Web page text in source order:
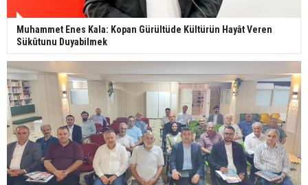
Muhammet Enes Kala: Kopan Gürültüde Kültürün Hayât Veren
Sükûtunu Duyabilmek